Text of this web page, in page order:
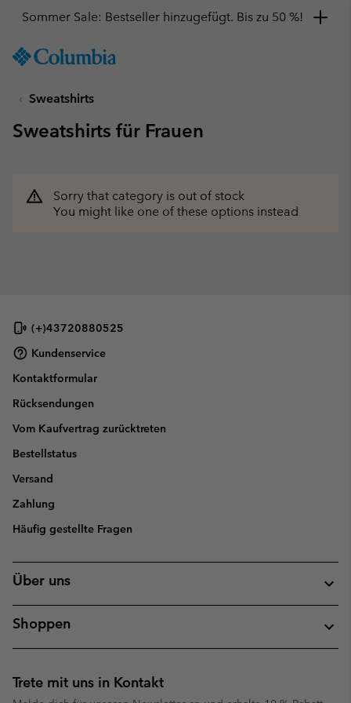
TO
SKIP
MAIN
TO
SEARCH
Sommer Sale: Bestseller hinzugefügt. Bis zu 50 %!
Sweatshirts
Sweatshirts für Frauen
Sorry that category is out of stock
You might like one of these options instead
(+)43720880525
Kundenservice
Kontaktformular
Rücksendungen
Vom Kaufvertrag zurücktreten
Bestellstatus
Versand
Zahlung
Häufig gestellte Fragen
Über uns
Shoppen
Trete mit uns in Kontakt